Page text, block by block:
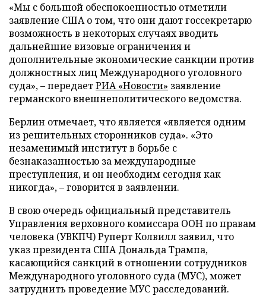
«Мы с большой обеспокоенностью отметили
заявление США о том, что они дают госсекретарю
возможность в некоторых случаях вводить
дальнейшие визовые ограничения и
дополнительные экономические санкции против
должностных лиц Международного уголовного
суда», – передаетРИА «Новости» заявление
германского внешнеполитического ведомства.
Берлин отмечает, что является «является одним
из решительных сторонников cуда». «Это
незаменимый институт в борьбе с
безнаказанностью за международные
преступления, и он необходим сегодня как
никогда», – говорится в заявлении.
В свою очередь официальный представитель
Управления верховного комиссара ООН по правам
человека (УВКПЧ) Руперт Колвилл заявил, что
указ президента США Дональда Трампа,
касающийся санкций в отношении сотрудников
Международного уголовного суда (МУС), может
затруднить проведение МУС расследований.